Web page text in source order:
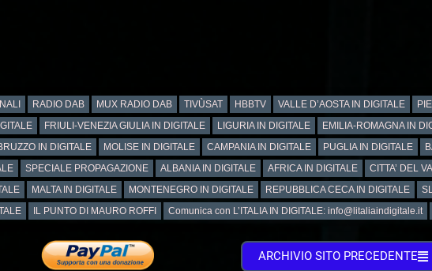
RADIO DAB MUX RADIO DAB TIVÙSAT HBBTV VALLE D’AOSTA IN DIGITALE
FRIULI-VENEZIA GIULIA IN DIGITALE LIGURIA IN DIGITALE EMILIA-ROMAGNA IN
IN DIGITALE MOLISE IN DIGITALE CAMPANIA IN DIGITALE PUGLIA IN DIGITALE
SPECIALE PROPAGAZIONE ALBANIA IN DIGITALE AFRICA IN DIGITALE
CITTA’ DEL
MALTA IN DIGITALE MONTENEGRO IN DIGITALE REPUBBLICA CECA IN DIGITALE
IL PUNTO DI MAURO ROFFI Comunica con L’ITALIA IN DIGITALE: info@litaliaindigitale.it
ARCHIVIO SITO PRECEDENTE